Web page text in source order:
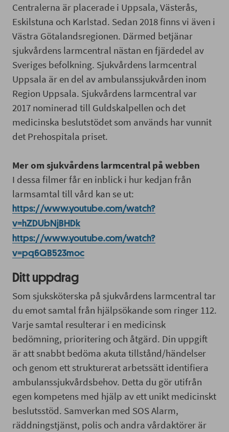
Centralerna är placerade i Uppsala, Västerås,
Eskilstuna och Karlstad. Sedan 2018 finns vi även i
Västra Götalandsregionen. Därmed betjänar
sjukvårdens larmcentral nästan en fjärdedel av
Sveriges befolkning. Sjukvårdens larmcentral
Uppsala är en del av ambulanssjukvården inom
Region Uppsala. Sjukvårdens larmcentral var
2017 nominerad till Guldskalpellen och det
medicinska beslutstödet som används har vunnit
det Prehospitala priset.
Mer om sjukvårdens larmcentral på webben
I dessa filmer får en inblick i hur kedjan från
larmsamtal till vård kan se ut:
https://www.youtube.com/watch?
v=hZDUbNjBHDk
https://www.youtube.com/watch?
v=pq6QB523moc
Ditt uppdrag
Som sjuksköterska på sjukvårdens larmcentral tar
du emot samtal från hjälpsökande som ringer 112.
Varje samtal resulterar i en medicinsk
bedömning, prioritering och åtgärd. Din uppgift
är att snabbt bedöma akuta tillstånd/händelser
och genom ett strukturerat arbetssätt identifiera
ambulanssjukvårdsbehov. Detta du gör utifrån
egen kompetens med hjälp av ett unikt medicinskt
beslutsstöd. Samverkan med SOS Alarm,
räddningstjänst, polis och andra vårdaktörer är